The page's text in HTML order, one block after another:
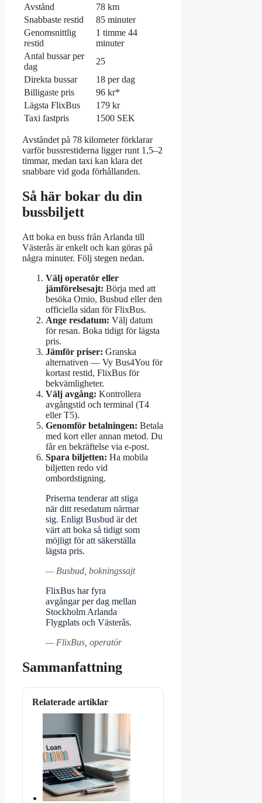
Avstånd
78 km
Snabbaste restid
85 minuter
Genomsnittlig
restid
1 timme 44
minuter
Antal bussar per
dag
25
Direkta bussar
18 per dag
Billigaste pris
96 kr*
Lägsta FlixBus
179 kr
Taxi fastpris
1500 SEK
Avståndet på 78 kilometer förklarar
varför bussrestiderna ligger runt 1,5–2
timmar, medan taxi kan klara det
snabbare vid goda förhållanden.
Så här bokar du din
bussbiljett
Att boka en buss från Arlanda till
Västerås är enkelt och kan göras på
några minuter. Följ stegen nedan.
Välj operatör eller
jämförelsesajt: Börja med att
besöka Omio, Busbud eller den
officiella sidan för FlixBus.
Ange resdatum: Välj datum
för resan. Boka tidigt för lägsta
pris.
Jämför priser: Granska
alternativen — Vy Bus4You för
kortast restid, FlixBus för
bekvämligheter.
Välj avgång: Kontrollera
avgångstid och terminal (T4
eller T5).
Genomför betalningen: Betala
med kort eller annan metod. Du
får en bekräftelse via e-post.
Spara biljetten: Ha mobila
biljetten redo vid
ombordstigning.
Priserna tenderar att stiga
när ditt resedatum närmar
sig. Enligt Busbud är det
värt att boka så tidigt som
möjligt för att säkerställa
lägsta pris.
— Busbud, bokningssajt
FlixBus har fyra
avgångar per dag mellan
Stockholm Arlanda
Flygplats och Västerås.
— FlixBus, operatör
Sammanfattning
Relaterade artiklar